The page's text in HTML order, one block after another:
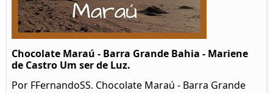
Chocolate Maraú - Barra Grande Bahia - Mariene
de Castro Um ser de Luz.
Por FFernandoSS. Chocolate Maraú - Barra Grande